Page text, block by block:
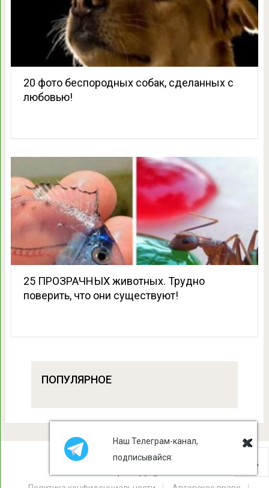
20 фото беспородных собак, сделанных с
любовью!
25 ПРОЗРАЧНЫХ животных. Трудно
поверить, что они существуют!
ПОПУЛЯРНОЕ
Наш Телеграм-канал,
подписывайся: